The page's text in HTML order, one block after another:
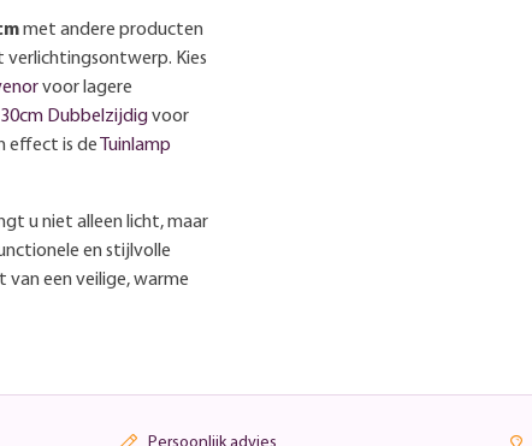
met andere producten
verlichtingsontwerp. Kies
voor lagere
30cm Dubbelzijdigvoor
effect is de
Tuinlamp
u niet alleen licht, maar
en stijlvolle
een veilige, warme